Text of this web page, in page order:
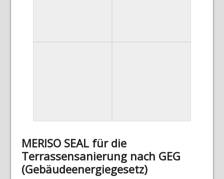
MERISO SEAL für die
Terrassensanierung nach GEG
(Gebäudeenergiegesetz)